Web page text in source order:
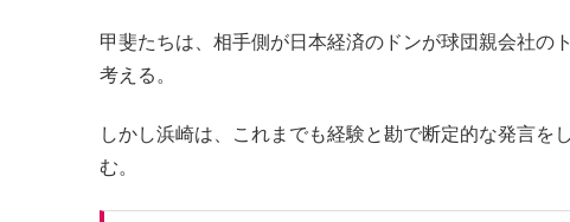
甲斐たちは、相手側が日本経済のドンが球団親会社の
考える。
しかし浜崎は、これまでも経験と勘で断定的な発言
む。